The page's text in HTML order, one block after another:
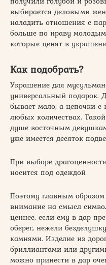
выбирается деловыми
наладить отношения с
больше по нраву
которые ценят в
Как подобрать?
Украшение для
универсальный подарок.
бывает мало, а цепочки
любых количествах.
душе восточным
уже имеется десяток
При выборе
носится под одеждой
Поэтому главным
внимание на смысл
ценнее, если ему в дар
оберег, нежели
камнями. Изделие из
бриллиантами или
можно принести в дар